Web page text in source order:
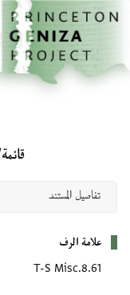
إلى المحتوى الرئيسي
الرئيسية
علامة الرف
T-S Misc.8.61